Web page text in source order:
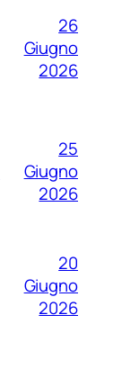
26
Giugno
2026
25
Giugno
2026
20
Giugno
2026